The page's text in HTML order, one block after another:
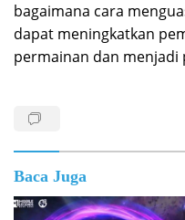
bagaimana cara
dapat meningkatkan
permainan dan menjadi
Baca Juga